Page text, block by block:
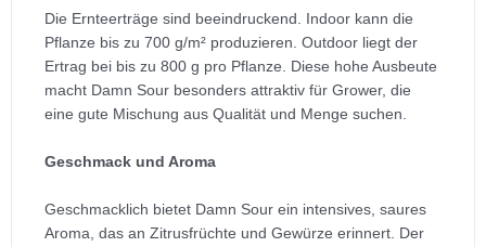
Die Ernteerträge sind beeindruckend. Indoor kann die
Pflanze bis zu 700 g/m² produzieren. Outdoor liegt der
Ertrag bei bis zu 800 g pro Pflanze. Diese hohe Ausbeute
macht Damn Sour besonders attraktiv für Grower, die
eine gute Mischung aus Qualität und Menge suchen.
Geschmack und Aroma
Geschmacklich bietet Damn Sour ein intensives, saures
Aroma, das an Zitrusfrüchte und Gewürze erinnert. Der